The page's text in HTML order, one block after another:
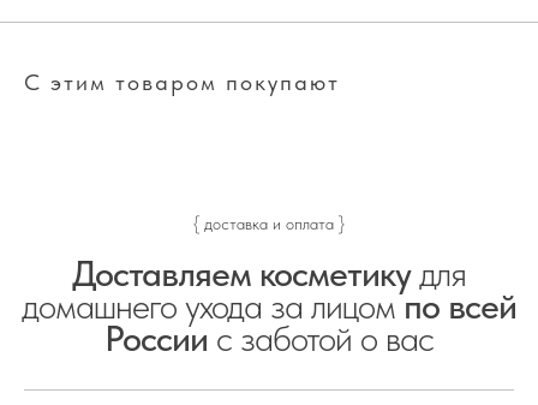
С этим товаром покупают
{ доставка и оплата }
Доставляем косметикудля
домашнего ухода за лицомпо всей
России с заботой о вас